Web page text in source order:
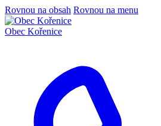
Rovnou na obsah Rovnou na menu
Obec Kořenice